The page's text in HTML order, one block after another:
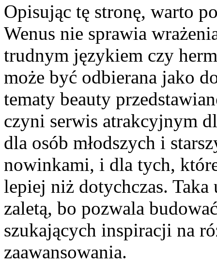
Opisując tę stronę, warto
Wenus nie sprawia
trudnym językiem czy
może być odbierana jako
tematy beauty
czyni serwis atrakcyjnym
dla osób młodszych i
nowinkami, i dla tych,
lepiej niż dotychczas.
zaletą, bo pozwala
szukających inspiracji na
zaawansowania.